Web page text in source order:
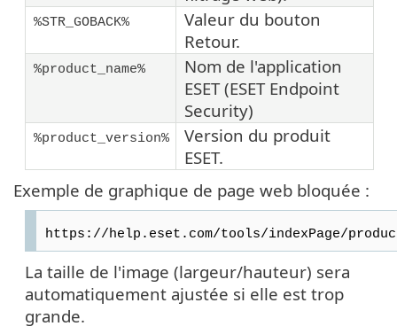
%STR_GOBACK%
Valeur du bouton
Retour.
%product_name%
Nom de l'application
ESET (ESET Endpoint
Security)
%product_version%
Version du produit
ESET.
Exemple de graphique de page web bloquée :
https://help.eset.com/tools/indexPage/
La taille de l'image (largeur/hauteur) sera
automatiquement ajustée si elle est trop
grande.